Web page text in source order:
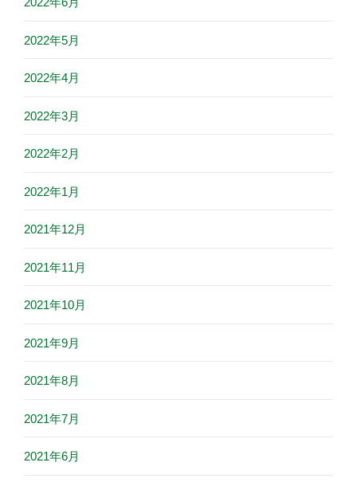
2022年5月
2022年4月
2022年3月
2022年2月
2022年1月
2021年12月
2021年11月
2021年10月
2021年9月
2021年8月
2021年7月
2021年6月